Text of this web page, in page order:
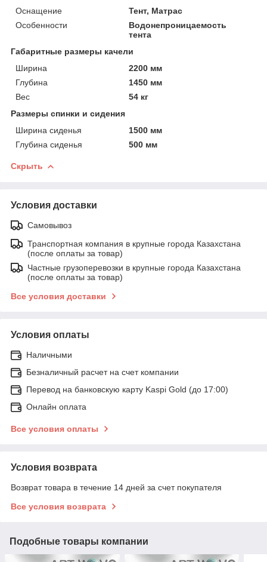
Оснащение
Тент, Матрас
Особенности
Водонепроницаемость
тента
Габаритные размеры качели
Ширина
2200 мм
Глубина
1450 мм
Вес
54 кг
Размеры спинки и сидения
Ширина сиденья
1500 мм
Глубина сиденья
500 мм
Скрыть
Условия доставки
Самовывоз
Транспортная компания в крупные города Казахстана
(после оплаты за товар)
Частные грузоперевозки в крупные города Казахстана
(после оплаты за товар)
Все условия доставки
Условия оплаты
Наличными
Безналичный расчет на счет компании
Перевод на банковскую карту Kaspi Gold (до 17:00)
Онлайн оплата
Все условия оплаты
Условия возврата
Возврат товара в течение 14 дней за счет покупателя
Все условия возврата
Подобные товары компании